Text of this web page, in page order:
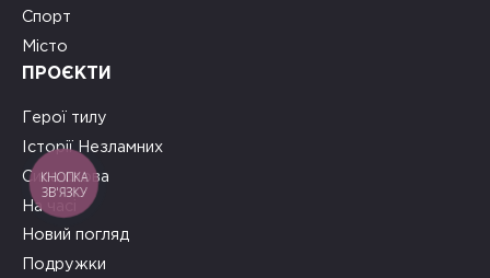
Спорт
Місто
ПРОЄКТИ
Герої тилу
Історії Незламних
Сила слова
На часі
Новий погляд
Подружки
КНОПКА
ЗВ'ЯЗКУ